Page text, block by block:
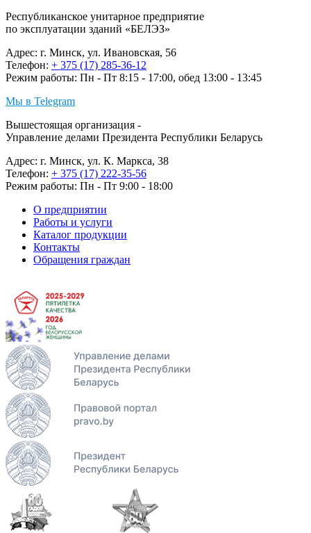
Республиканское унитарное предприятие
по эксплуатации зданий «БЕЛЭЗ»
Адрес: г. Минск, ул. Ивановская, 56
Телефон: + 375 (17) 285-36-12
Режим работы: Пн - Пт 8:15 - 17:00, обед 13:00 - 13:45
Мы в Telegram
Вышестоящая организация -
Управление делами Президента Республики Беларусь
Адрес: г. Минск, ул. К. Маркса, 38
Телефон: + 375 (17) 222-35-56
Режим работы: Пн - Пт 9:00 - 18:00
О предприятии
Работы и услуги
Каталог продукции
Контакты
Обращения граждан